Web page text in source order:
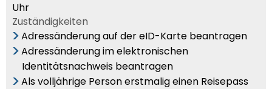
Uhr
Zuständigkeiten
Adressänderung auf der eID-Karte beantragen
Adressänderung im elektronischen
Identitätsnachweis beantragen
Als volljährige Person erstmalig einen Reisepass